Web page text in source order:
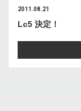
2011.08.21
Lc5 決定！